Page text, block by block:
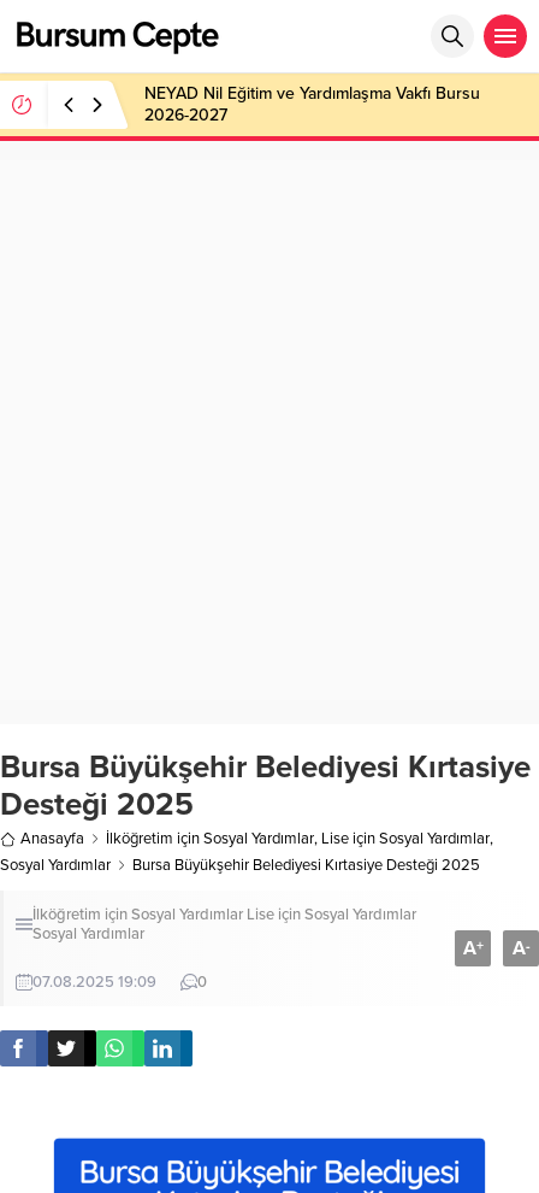
NEYAD Nil Eğitim ve Yardımlaşma Vakfı Bursu
2026-2027
Bursa Büyükşehir Belediyesi Kırtasiye
Desteği 2025
Anasayfa İlköğretim için Sosyal Yardımlar, Lise için Sosyal Yardımlar,
Sosyal Yardımlar
Bursa Büyükşehir Belediyesi Kırtasiye Desteği 2025
İlköğretim için Sosyal Yardımlar Lise için Sosyal Yardımlar
Sosyal Yardımlar
07.08.2025 19:09 0
A+ A-